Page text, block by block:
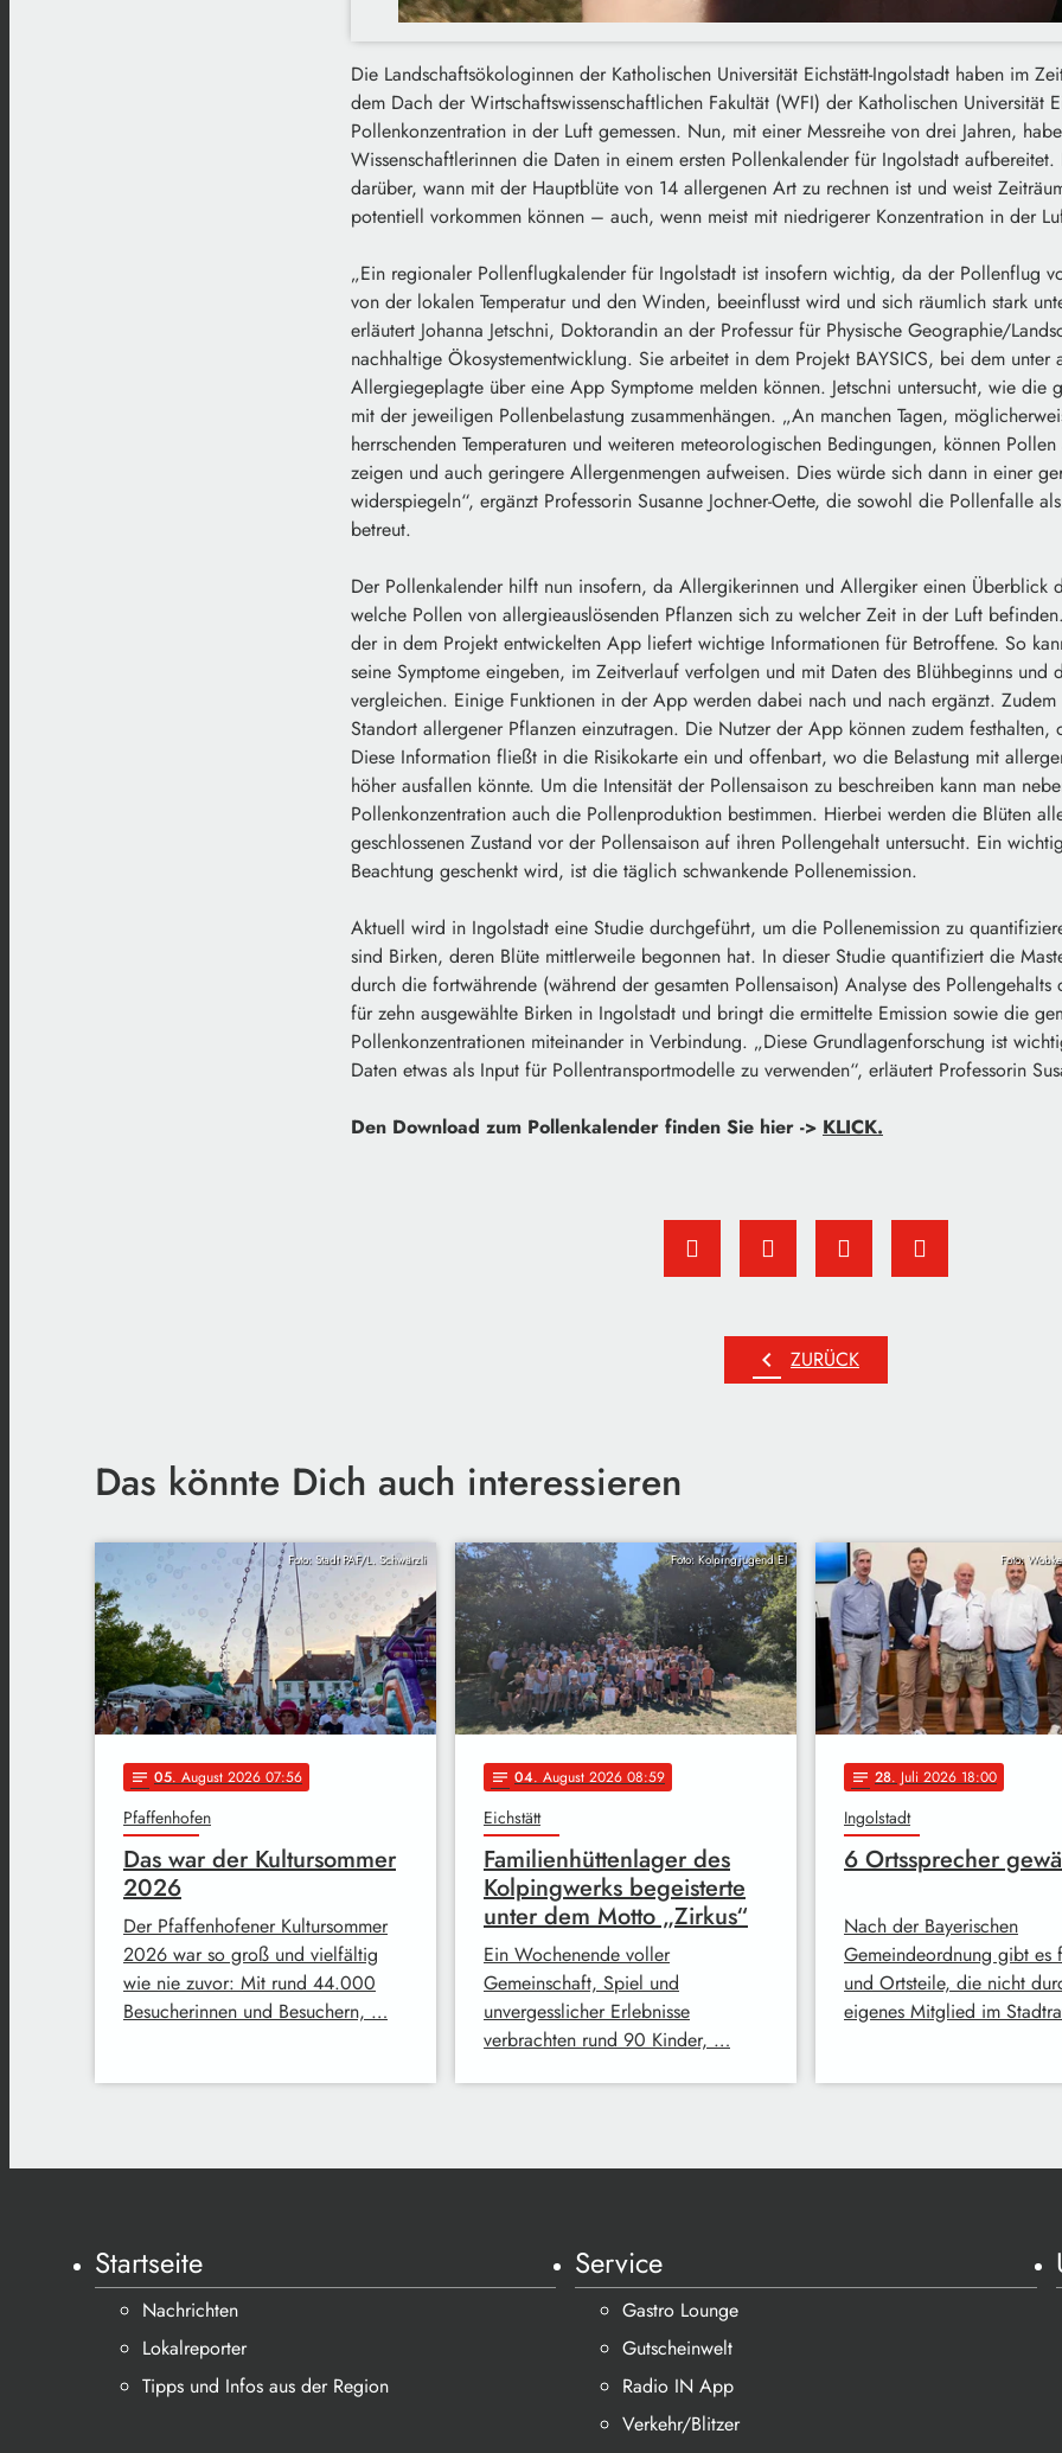
Die Landschaftsökologinnen der Katholischen Universität Eichstätt-Ingolstadt haben im
dem Dach der Wirtschaftswissenschaftlichen Fakultät (WFI) der Katholischen Universität
Pollenkonzentration in der Luft gemessen. Nun, mit einer Messreihe von drei Jahren,
Wissenschaftlerinnen die Daten in einem ersten Pollenkalender für Ingolstadt
darüber, wann mit der Hauptblüte von 14 allergenen Art zu rechnen ist und weist
potentiell vorkommen können – auch, wenn meist mit niedrigerer Konzentration in der
„Ein regionaler Pollenflugkalender für Ingolstadt ist insofern wichtig, da der Pollenflug
von der lokalen Temperatur und den Winden, beeinflusst wird und sich räumlich stark
erläutert Johanna Jetschni, Doktorandin an der Professur für Physische Geographie/
nachhaltige Ökosystementwicklung. Sie arbeitet in dem Projekt BAYSICS, bei dem unter
Allergiegeplagte über eine App Symptome melden können. Jetschni untersucht, wie die
mit der jeweiligen Pollenbelastung zusammenhängen. „An manchen Tagen,
herrschenden Temperaturen und weiteren meteorologischen Bedingungen, können
zeigen und auch geringere Allergenmengen aufweisen. Dies würde sich dann in einer
widerspiegeln“, ergänzt Professorin Susanne Jochner-Oette, die sowohl die Pollenfalle
betreut.
Der Pollenkalender hilft nun insofern, da Allergikerinnen und Allergiker einen Überblick
welche Pollen von allergieauslösenden Pflanzen sich zu welcher Zeit in der Luft
der in dem Projekt entwickelten App liefert wichtige Informationen für Betroffene. So
seine Symptome eingeben, im Zeitverlauf verfolgen und mit Daten des Blühbeginns und
vergleichen. Einige Funktionen in der App werden dabei nach und nach ergänzt.
Standort allergener Pflanzen einzutragen. Die Nutzer der App können zudem
Diese Information fließt in die Risikokarte ein und offenbart, wo die Belastung mit
höher ausfallen könnte. Um die Intensität der Pollensaison zu beschreiben kann man
Pollenkonzentration auch die Pollenproduktion bestimmen. Hierbei werden die Blüten
geschlossenen Zustand vor der Pollensaison auf ihren Pollengehalt untersucht. Ein
Beachtung geschenkt wird, ist die täglich schwankende Pollenemission.
Aktuell wird in Ingolstadt eine Studie durchgeführt, um die Pollenemission zu
sind Birken, deren Blüte mittlerweile begonnen hat. In dieser Studie quantifiziert die
durch die fortwährende (während der gesamten Pollensaison) Analyse des Pollengehalts
für zehn ausgewählte Birken in Ingolstadt und bringt die ermittelte Emission sowie die
Pollenkonzentrationen miteinander in Verbindung. „Diese Grundlagenforschung ist
Daten etwas als Input für Pollentransportmodelle zu verwenden“, erläutert Professorin
Den Download zum Pollenkalender finden Sie hier -> KLICK.
chevron_left ZURÜCK
Das könnte Dich auch interessieren
Foto: Stadt PAF/L. Schwärzli
notes 05. August 2026 07:56
Pfaffenhofen
Das war der Kultursommer
2026
Der Pfaffenhofener Kultursommer
2026 war so groß und vielfältig
wie nie zuvor: Mit rund 44.000
Besucherinnen und Besuchern, …
Foto: Kolpingjugend EI
notes 04. August 2026 08:59
Eichstätt
Familienhüttenlager des
Kolpingwerks begeisterte
unter dem Motto „Zirkus“
Ein Wochenende voller
Gemeinschaft, Spiel und
unvergesslicher Erlebnisse
verbrachten rund 90 Kinder, …
Foto:
notes 28. Juli 2026 18:00
Ingolstadt
6 Ortssprecher
Nach der Bayerischen
Gemeindeordnung gibt es
und Ortsteile, die nicht
eigenes Mitglied im
Startseite
Nachrichten
Lokalreporter
Tipps und Infos aus der Region
Service
Gastro Lounge
Gutscheinwelt
Radio IN App
Verkehr/Blitzer